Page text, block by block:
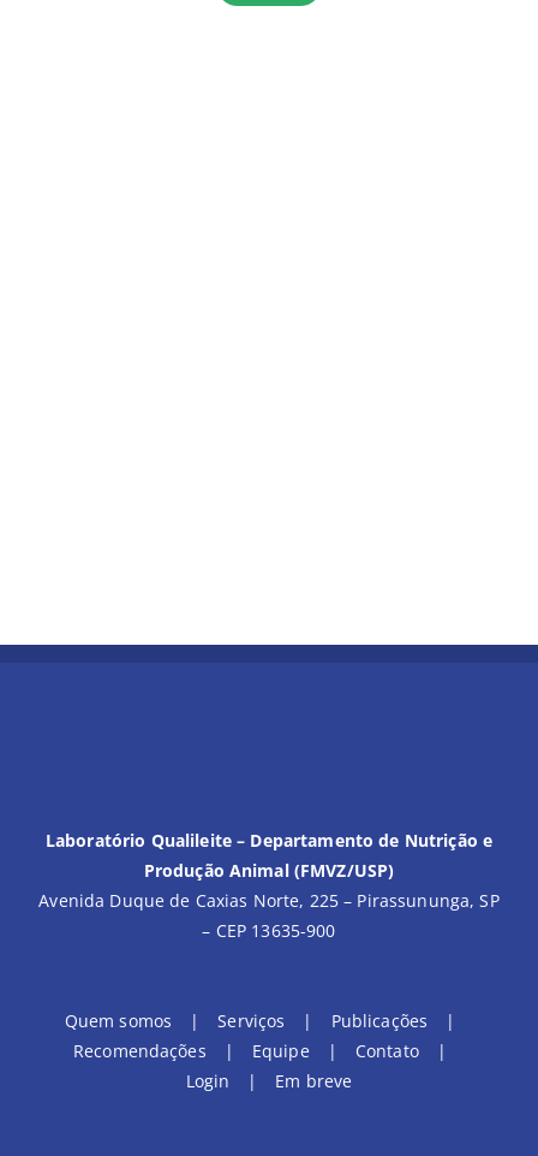
Laboratório Qualileite – Departamento de Nutrição e
Produção Animal (FMVZ/USP)
Avenida Duque de Caxias Norte, 225 – Pirassununga, SP
– CEP 13635-900
Quem somos Serviços
Publicações
Recomendações
Equipe
Contato
Login
Em breve